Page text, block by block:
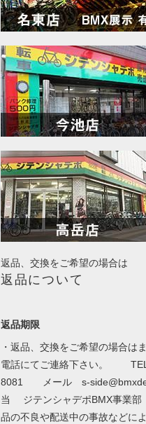
返品、交換をご希望の場合は
返品について
返品期限
・返品、交換をご希望の場合は
電話にてご連絡下さい。
8081 メール s-
当 ジテンシャデポBMX事業
品の不良や配送中の事故などに